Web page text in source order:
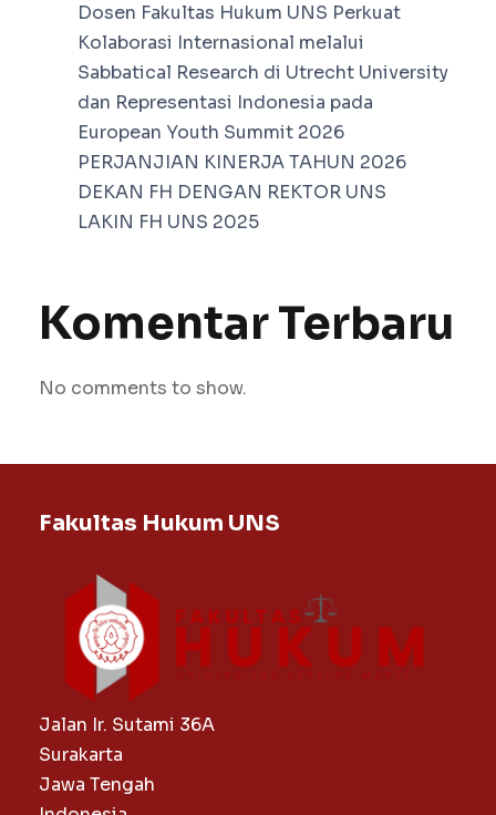
Dosen Fakultas Hukum UNS Perkuat
Kolaborasi Internasional melalui
Sabbatical Research di Utrecht University
dan Representasi Indonesia pada
European Youth Summit 2026
PERJANJIAN KINERJA TAHUN 2026
DEKAN FH DENGAN REKTOR UNS
LAKIN FH UNS 2025
Komentar Terbaru
No comments to show.
Fakultas Hukum UNS
Jalan Ir. Sutami 36A
Surakarta
Jawa Tengah